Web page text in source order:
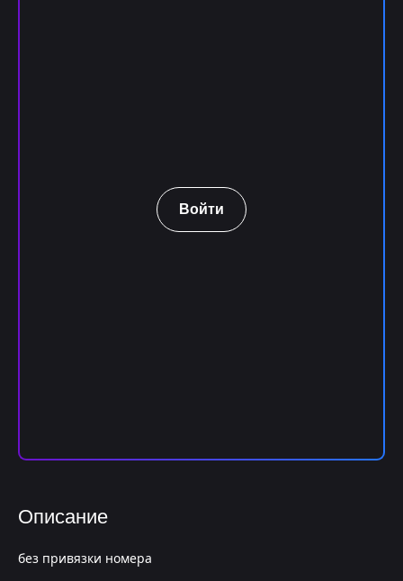
Войти
Описание
без привязки номера